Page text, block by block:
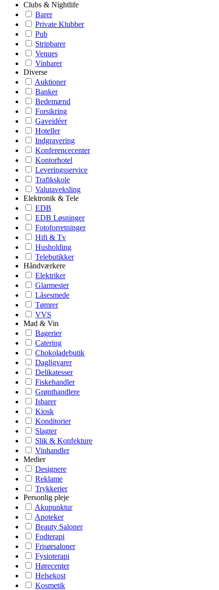
Clubs & Nightlife
Barer
Private Klubber
Pub
Stripbarer
Venues
Vinbarer
Diverse
Auktioner
Banker
Bedemænd
Forsikring
Gaveidéer
Hoteller
Indgravering
Konferencecenter
Kontorhotel
Leveringsservice
Trafikskole
Valutaveksling
Elektronik & Tele
EDB
EDB Løsninger
Fotoforretninger
Hifi & Tv
Husholding
Telebutikker
Håndværkere
Elektriker
Glarmester
Låsesmede
Tømrer
VVS
Mad & Vin
Bagerier
Catering
Chokoladebutik
Dagligvarer
Delikatesser
Fiskehandler
Grønthandlere
Isbarer
Kiosk
Konditorier
Slagter
Slik & Konfekture
Vinhandler
Medier
Designere
Reklame
Trykkerier
Personlig pleje
Akupunktur
Apoteker
Beauty Saloner
Fodterapi
Frisørsaloner
Fysioterapi
Hørecenter
Helsekost
Kosmetik